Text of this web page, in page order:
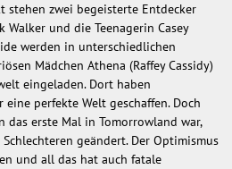
stehen zwei begeisterte Entdecker
Walker und die Teenagerin Casey
werden in unterschiedlichen
Mädchen Athena (Raffey Cassidy)
eingeladen. Dort haben
perfekte Welt geschaffen. Doch
das erste Mal in Tomorrowland war,
geändert. Der Optimismus
und all das hat auch fatale